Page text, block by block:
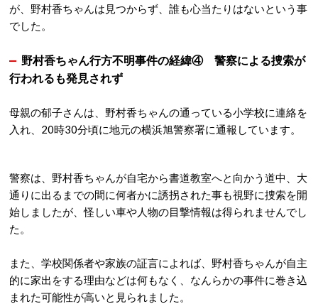
が、野村香ちゃんは見つからず、誰も心当たりはないという事
でした。
野村香ちゃん行方不明事件の経緯④ 警察による捜索が
行われるも発見されず
母親の郁子さんは、野村香ちゃんの通っている小学校に連絡を
入れ、20時30分頃に地元の横浜旭警察署に通報しています。
警察は、野村香ちゃんが自宅から書道教室へと向かう道中、大
通りに出るまでの間に何者かに誘拐された事も視野に捜索を開
始しましたが、怪しい車や人物の目撃情報は得られませんでし
た。
また、学校関係者や家族の証言によれば、野村香ちゃんが自主
的に家出をする理由などは何もなく、なんらかの事件に巻き込
まれた可能性が高いと見られました。